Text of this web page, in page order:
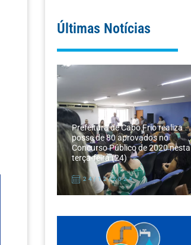
Últimas Notícias
Prefeitura de Cabo Frio realiza
posse de 80 aprovados no
Concurso Público de 2020 nesta
terça-feira (24)
24/12/2024